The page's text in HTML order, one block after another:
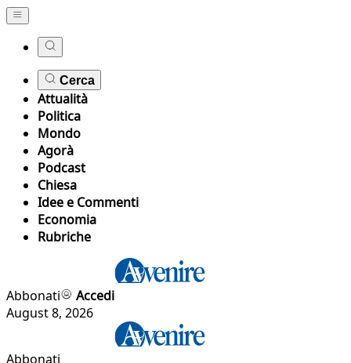
Cerca
Attualità
Politica
Mondo
Agorà
Podcast
Chiesa
Idee e Commenti
Economia
Rubriche
Abbonati
Accedi
August 8, 2026
Abbonati